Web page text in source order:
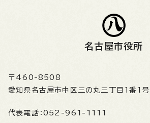
名古屋市役所
〒460-8508
愛知県名古屋市中区三の丸三丁目1番1号
代表電話： 052-961-1111